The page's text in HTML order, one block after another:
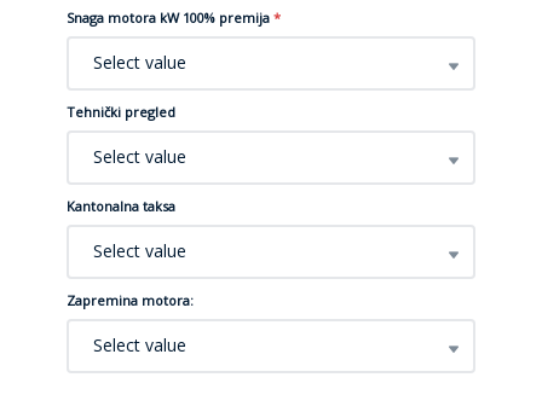
Snaga motora kW 100% premija *
Select value
Tehnički pregled
Select value
Kantonalna taksa
Select value
Zapremina motora:
Select value